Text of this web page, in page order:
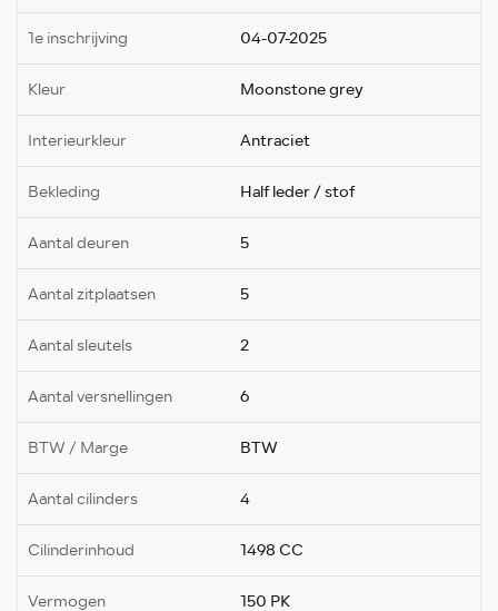
1e inschrijving 04-07-2025
Kleur Moonstone grey
Interieurkleur Antraciet
Bekleding Half leder / stof
Aantal deuren 5
Aantal zitplaatsen 5
Aantal sleutels 2
Aantal versnellingen 6
BTW / Marge BTW
Aantal cilinders 4
Cilinderinhoud 1498 CC
Vermogen 150 PK